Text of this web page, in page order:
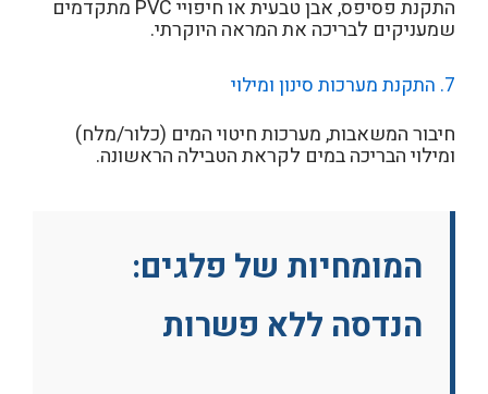
התקנת פסיפס, אבן טבעית או חיפויי PVC מתקדמים
שמעניקים לבריכה את המראה היוקרתי.
7. התקנת מערכות סינון ומילוי
חיבור המשאבות, מערכות חיטוי המים (כלור/מלח)
ומילוי הבריכה במים לקראת הטבילה הראשונה.
המומחיות של פלגים:
הנדסה ללא פשרות